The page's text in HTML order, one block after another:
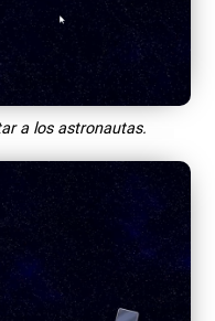
a los astronautas.